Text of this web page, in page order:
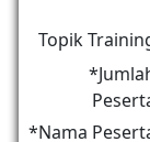
Topik
*Nama